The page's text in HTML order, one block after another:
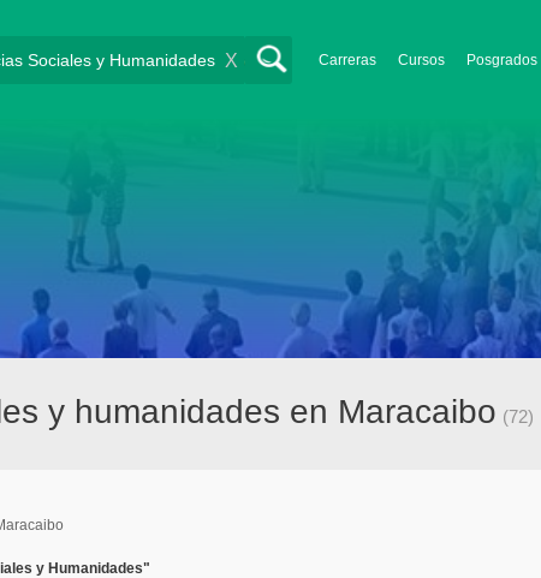
Carreras Cursos Posgrados
X
y humanidades en Maracaibo (72)
y Humanidades"